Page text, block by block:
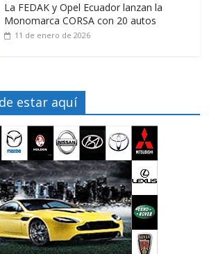
La FEDAK y Opel Ecuador lanzan la
Monomarca CORSA con 20 autos
11 de enero de 2026
estar aquí